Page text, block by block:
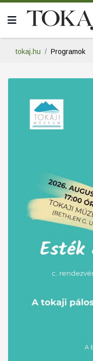
tokaj.hu Programok